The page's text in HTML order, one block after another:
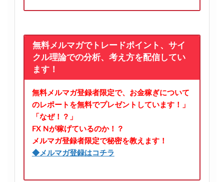
無料メルマガでトレードポイント、サイ
クル理論での分析、考え方を配信してい
ます！
無料メルマガ登録者限定で、お金稼ぎについて
のレポートを無料でプレゼントしています！」
「なぜ！？」
FX Nが稼げているのか！？
メルマガ登録者限定で秘密を教えます！
◆メルマガ登録はコチラ